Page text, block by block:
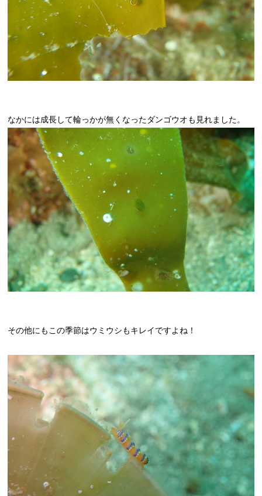
なかには成長して輪っかが無くなったダンゴウオも見れました。
その他にもこの季節はウミウシもキレイですよね！